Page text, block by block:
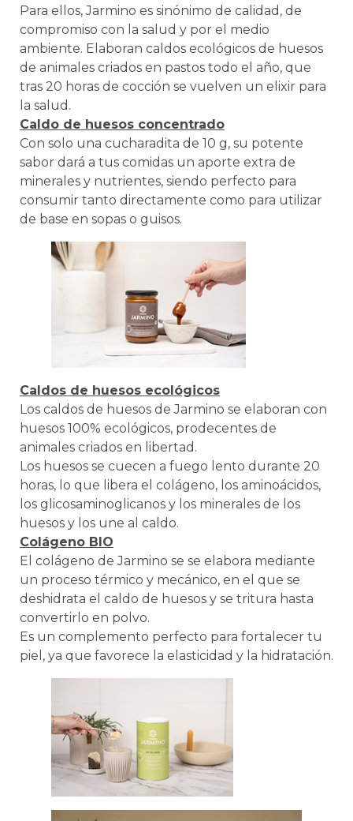
Para ellos, Jarmino es sinónimo de calidad, de
compromiso con la salud y por el medio
ambiente. Elaboran caldos ecológicos de huesos
de animales criados en pastos todo el año, que
tras 20 horas de cocción se vuelven un elixir para
la salud.
Caldo de huesos concentrado
Con solo una cucharadita de 10 g, su potente
sabor dará a tus comidas un aporte extra de
minerales y nutrientes, siendo perfecto para
consumir tanto directamente como para utilizar
de base en sopas o guisos.
Caldos de huesos ecológicos
Los caldos de huesos de Jarmino se elaboran con
huesos 100% ecológicos, prodecentes de
animales criados en libertad.
Los huesos se cuecen a fuego lento durante 20
horas, lo que libera el colágeno, los aminoácidos,
los glicosaminoglicanos y los minerales de los
huesos y los une al caldo.
Colágeno BIO
El colágeno de Jarmino se se elabora mediante
un proceso térmico y mecánico, en el que se
deshidrata el caldo de huesos y se tritura hasta
convertirlo en polvo.
Es un complemento perfecto para fortalecer tu
piel, ya que favorece la elasticidad y la hidratación.